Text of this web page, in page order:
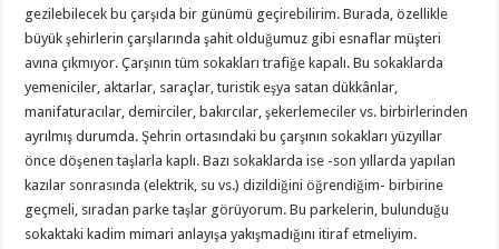
gezilebilecek bu çarşıda bir günümü geçirebilirim. Burada, özellikle
büyük şehirlerin çarşılarında şahit olduğumuz gibi esnaflar müşteri
avına çıkmıyor. Çarşının tüm sokakları trafiğe kapalı. Bu sokaklarda
yemeniciler, aktarlar, saraçlar, turistik eşya satan dükkânlar,
manifaturacılar, demirciler, bakırcılar, şekerlemeciler vs. birbirlerinden
ayrılmış durumda. Şehrin ortasındaki bu çarşının sokakları yüzyıllar
önce döşenen taşlarla kaplı. Bazı sokaklarda ise -son yıllarda yapılan
kazılar sonrasında (elektrik, su vs.) dizildiğini öğrendiğim- birbirine
geçmeli, sıradan parke taşlar görüyorum. Bu parkelerin, bulunduğu
sokaktaki kadim mimari anlayışa yakışmadığını itiraf etmeliyim.